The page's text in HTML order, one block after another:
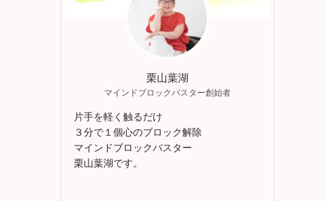
栗山葉湖
マインドブロックバスター創始者
片手を軽く触るだけ
３分で１個心のブロック解除
マインドブロックバスター
栗山葉湖です。